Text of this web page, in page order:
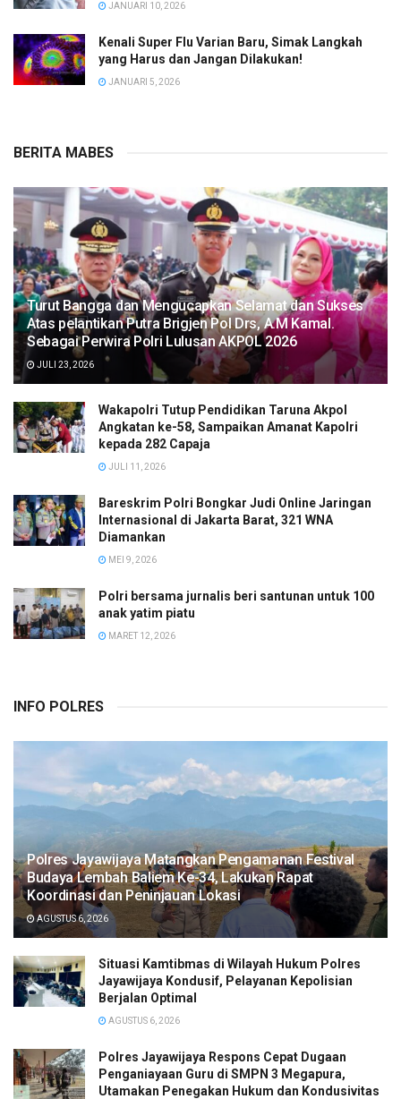
JANUARI 10, 2026
Kenali Super Flu Varian Baru, Simak Langkah
yang Harus dan Jangan Dilakukan!
JANUARI 5, 2026
BERITA MABES
Turut Bangga dan Mengucapkan Selamat dan Sukses
Atas pelantikan Putra Brigjen Pol Drs, A.M Kamal.
Sebagai Perwira Polri Lulusan AKPOL 2026
JULI 23, 2026
Wakapolri Tutup Pendidikan Taruna Akpol
Angkatan ke-58, Sampaikan Amanat Kapolri
kepada 282 Capaja
JULI 11, 2026
Bareskrim Polri Bongkar Judi Online Jaringan
Internasional di Jakarta Barat, 321 WNA
Diamankan
MEI 9, 2026
Polri bersama jurnalis beri santunan untuk 100
anak yatim piatu
MARET 12, 2026
INFO POLRES
Polres Jayawijaya Matangkan Pengamanan Festival
Budaya Lembah Baliem Ke-34, Lakukan Rapat
Koordinasi dan Peninjauan Lokasi
AGUSTUS 6, 2026
Situasi Kamtibmas di Wilayah Hukum Polres
Jayawijaya Kondusif, Pelayanan Kepolisian
Berjalan Optimal
AGUSTUS 6, 2026
Polres Jayawijaya Respons Cepat Dugaan
Penganiayaan Guru di SMPN 3 Megapura,
Utamakan Penegakan Hukum dan Kondusivitas